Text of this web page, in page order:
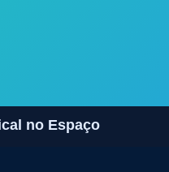
no Espaço